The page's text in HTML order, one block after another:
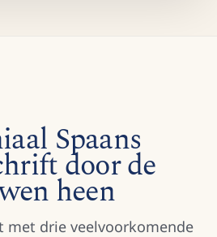
Spaans
door de
heen
met drie veelvoorkomende